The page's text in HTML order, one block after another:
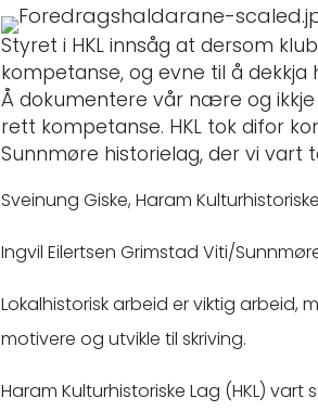
Styret i HKL innsåg at dersom
kompetanse, og evne til å
Å dokumentere vår nære og
rett kompetanse. HKL tok difor
Sunnmøre historielag, der vi vart
Sveinung Giske, Haram
Ingvil Eilertsen Grimstad Viti/
Lokalhistorisk arbeid er viktig arbeid,
motivere og utvikle til skriving.
Haram Kulturhistoriske Lag (HKL)